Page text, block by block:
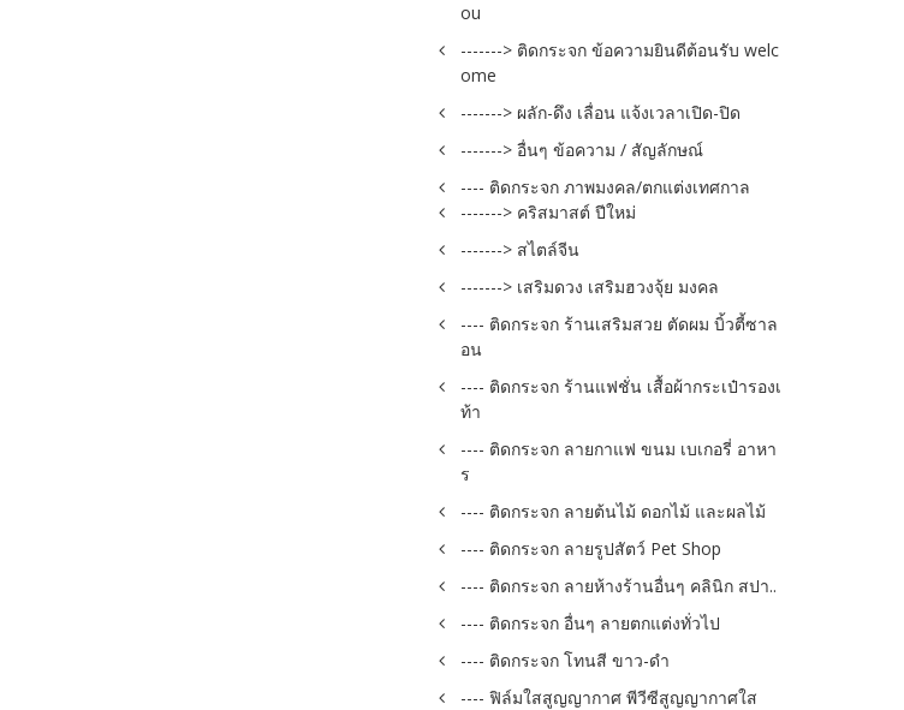
ou
-------> ติดกระจก ข้อความยินดีต้อนรับ welc
ome
-------> ผลัก-ดึง เลื่อน แจ้งเวลาเปิด-ปิด
-------> อื่นๆ ข้อความ / สัญลักษณ์
---- ติดกระจก ภาพมงคล/ตกแต่งเทศกาล
-------> คริสมาสต์ ปีใหม่
-------> สไตล์จีน
-------> เสริมดวง เสริมฮวงจุ้ย มงคล
---- ติดกระจก ร้านเสริมสวย ตัดผม บิ้วตี้ซาล
อน
---- ติดกระจก ร้านแฟชั่น เสื้อผ้ากระเป๋ารองเ
ท้า
---- ติดกระจก ลายกาแฟ ขนม เบเกอรี่ อาหา
ร
---- ติดกระจก ลายต้นไม้ ดอกไม้ และผลไม้
---- ติดกระจก ลายรูปสัตว์ Pet Shop
---- ติดกระจก ลายห้างร้านอื่นๆ คลินิก สปา..
---- ติดกระจก อื่นๆ ลายตกแต่งทั่วไป
---- ติดกระจก โทนสี ขาว-ดำ
---- ฟิล์มใสสูญญากาศ พีวีซีสูญญากาศใส